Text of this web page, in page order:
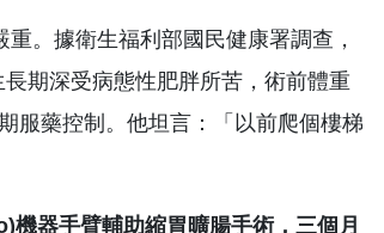
。據衛生福利部國民健康署調查，
期深受病態性肥胖所苦，術前體重
服藥控制。他坦言：「以前爬個樓梯
機器手臂輔助縮胃曠腸手術，三個月